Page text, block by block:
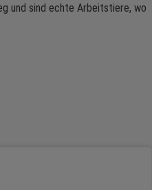
und sind echte Arbeitstiere, wo